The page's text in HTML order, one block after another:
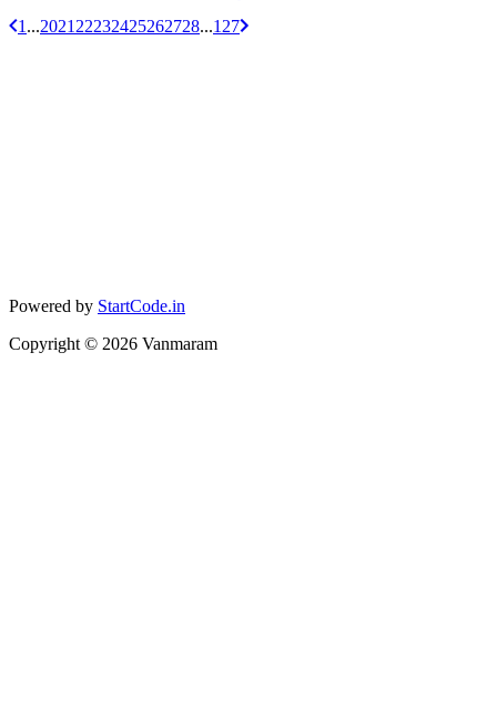
1 ...2021 22232425262728...127
Powered by StartCode.in
Copyright © 2026 Vanmaram